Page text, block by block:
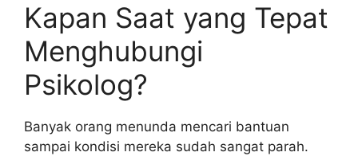
Kapan Saat yang Tepat
Menghubungi
Psikolog?
Banyak orang menunda mencari bantuan
sampai kondisi mereka sudah sangat parah.